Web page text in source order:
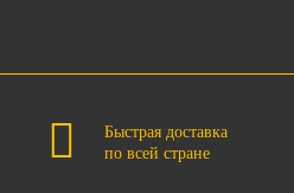
Быстрая доставка
по всей стране